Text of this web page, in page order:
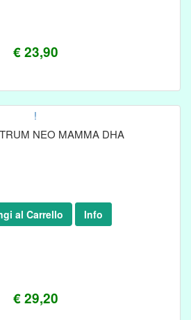
€ 23,90
!
NEO MAMMA DHA
€ 29,20
al Carrello Info